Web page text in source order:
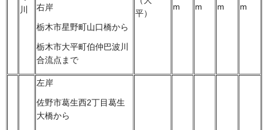
川
右岸
栃木市星野町山口橋から
栃木市大平町伯仲巴波川
合流点まで
平）
m m m m
左岸
佐野市葛生西2丁目葛生
大橋から